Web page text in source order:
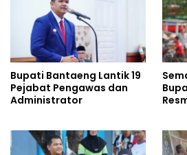
Bupati Bantaeng Lantik 19
Pejabat Pengawas dan
Administrator